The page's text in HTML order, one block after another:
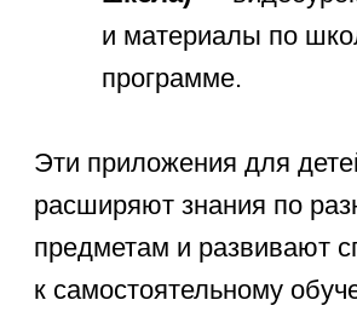
задания через призму игр
и результатов. Объединяйте задания
цели, следите за прогрессом и
отмечайте улучшения оценок. Баланс
и отдыхом — ключ к успеху.